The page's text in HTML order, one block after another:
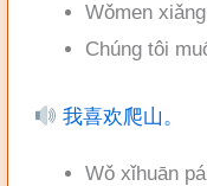
Wǒmen
Chúng tôi
我喜欢爬山。
Wǒ xǐhuān